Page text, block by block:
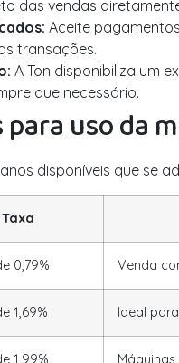
das vendas
Aceite
transações.
A Ton disponibiliza um
que necessário.
para uso da
disponíveis que se
Taxa
0,79% Venda
1,69% Ideal
1,99%